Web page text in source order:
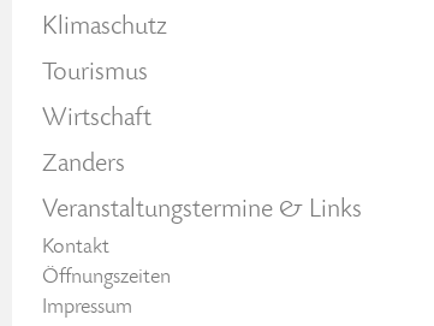
Klimaschutz
Tourismus
Wirtschaft
Zanders
Veranstaltungstermine & Links
Kontakt
Öffnungszeiten
Impressum